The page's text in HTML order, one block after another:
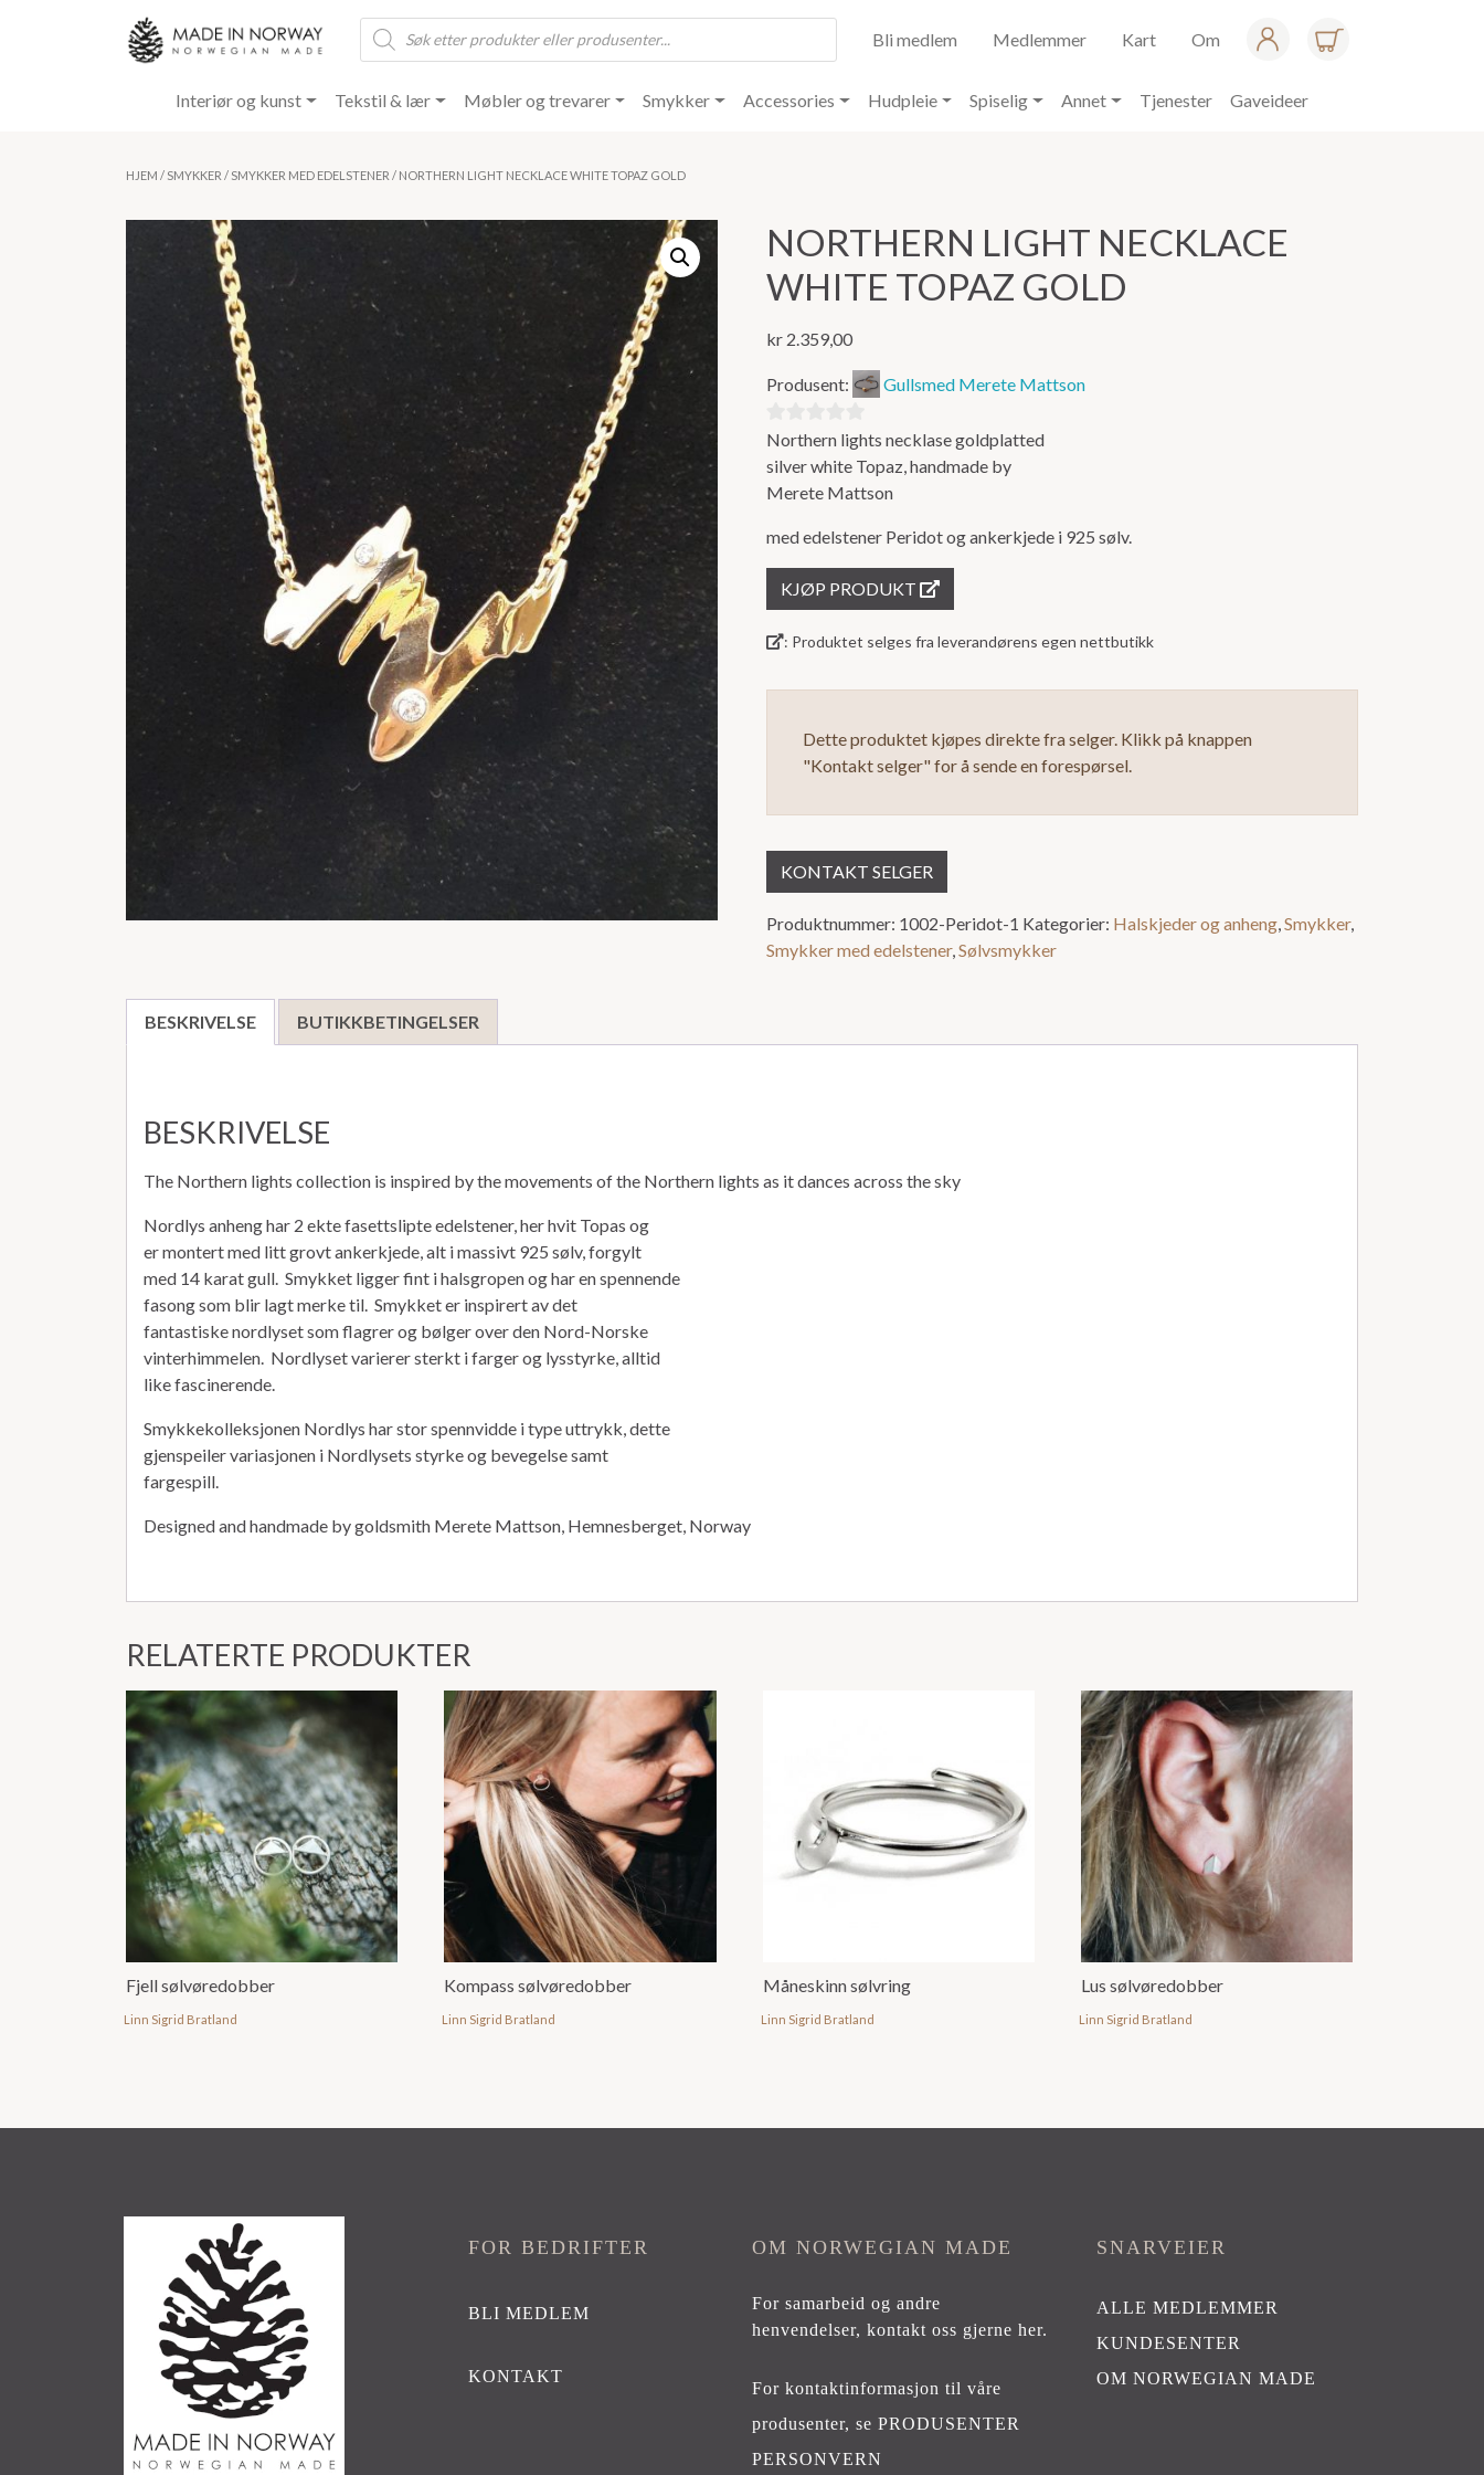
Products
search
Bli medlem Medlemmer Kart Om
Interiør og kunst Tekstil & lær Møbler og trevarer Smykker Accessories Hudpleie Spiselig Annet Tjenester Gaveideer
HJEM / SMYKKER / SMYKKER MED EDELSTENER / NORTHERN LIGHT NECKLACE WHITE TOPAZ GOLD
NORTHERN LIGHT NECKLACE
WHITE TOPAZ GOLD
kr 2.359,00
Produsent: Gullsmed Merete Mattson
0
ut
av
Northern lights necklase goldplatted
silver white Topaz, handmade by
Merete Mattson
med edelstener Peridot og ankerkjede i 925 sølv.
KJØP PRODUKT
: Produktet selges fra leverandørens egen nettbutikk
Dette produktet kjøpes direkte fra selger. Klikk på knappen
"Kontakt selger" for å sende en forespørsel.
KONTAKT SELGER
Produktnummer: 1002-Peridot-1 Kategorier: Halskjeder og anheng,Smykker,
Smykker med edelstener,Sølvsmykker
BESKRIVELSE BUTIKKBETINGELSER
BESKRIVELSE
The Northern lights collection is inspired by the movements of the Northern lights as it dances across the sky
Nordlys anheng har 2 ekte fasettslipte edelstener, her hvit Topas og
er montert med litt grovt ankerkjede, alt i massivt 925 sølv, forgylt
med 14 karat gull. Smykket ligger fint i halsgropen og har en spennende
fasong som blir lagt merke til. Smykket er inspirert av det
fantastiske nordlyset som flagrer og bølger over den Nord-Norske
vinterhimmelen. Nordlyset varierer sterkt i farger og lysstyrke, alltid
like fascinerende.
Smykkekolleksjonen Nordlys har stor spennvidde i type uttrykk, dette
gjenspeiler variasjonen i Nordlysets styrke og bevegelse samt
fargespill.
Designed and handmade by goldsmith Merete Mattson, Hemnesberget, Norway
RELATERTE PRODUKTER
Fjell sølvøredobber
Linn Sigrid Bratland
Kompass sølvøredobber
Linn Sigrid Bratland
Måneskinn sølvring
Linn Sigrid Bratland
Lus sølvøredobber
Linn Sigrid Bratland
FOR BEDRIFTER
BLI MEDLEM
KONTAKT
OM NORWEGIAN MADE
For samarbeid og andre
henvendelser,kontakt oss gjerne her.
For kontaktinformasjon til våre
produsenter, sePRODUSENTER
PERSONVERN
SNARVEIER
ALLE MEDLEMMER
KUNDESENTER
OM NORWEGIAN MADE